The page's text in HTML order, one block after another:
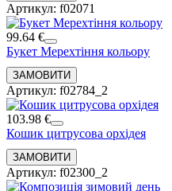
Артикул: f02071
99.64 €
Букет Мерехтіння кольору
Артикул: f02784_2
103.98 €
Кошик цитрусова орхідея
Артикул: f02300_2